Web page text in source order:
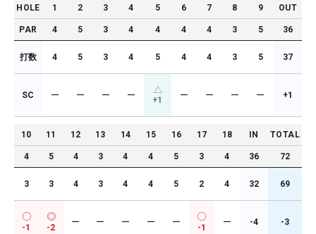
HOLE 1 2 3 4 5 6 7 8 9 OUT
PAR 4 5 3 4 4 4 4 3 5 36
打数 4 5 3 4 5 4 4 3 5 37
SC ー ー ー ー +1 ー ー ー ー +1
10 11 12 13 14 15 16 17 18 IN TOTAL
4 5 4 3 4 4 5 3 4 36 72
3 3 4 3 4 4 5 2 4 32 69
-1 -2
ー ー ー ー ー
-1
ー -4 -3